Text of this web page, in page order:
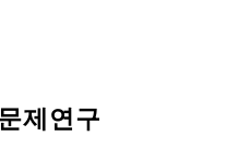
제연구